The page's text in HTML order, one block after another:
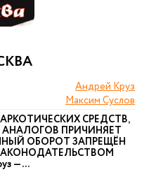
Андрей Круз
Максим Суслов
СРЕДСТВ,
ПРИЧИНЯЕТ
ОБОРОТ ЗАПРЕЩЁН
— ...